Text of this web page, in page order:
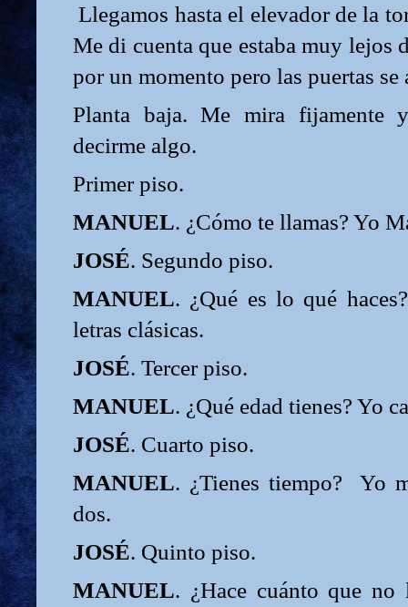
Llegamos hasta el elevador de la
Me di cuenta que estaba muy lejos
por un momento pero las puertas se
Planta baja. Me mira fijamente
decirme algo.
Primer piso.
MANUEL. ¿Cómo te llamas? Yo
JOSÉ. Segundo piso.
MANUEL. ¿Qué es lo qué
letras clásicas.
JOSÉ. Tercer piso.
MANUEL. ¿Qué edad tienes? Yo
JOSÉ. Cuarto piso.
MANUEL. ¿Tienes tiempo?
Yo
dos.
JOSÉ. Quinto piso.
MANUEL. ¿Hace cuánto que no